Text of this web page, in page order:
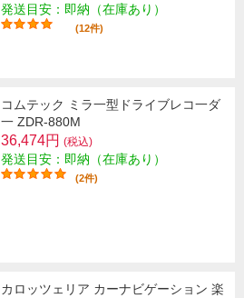
発送目安：即納（在庫あり）
(12件)
コムテック ミラ一型ドライブレコ一ダ
一 ZDR-880M
36,474円 (税込)
発送目安：即納（在庫あり）
(2件)
カロッツェリア カーナビゲーション 楽